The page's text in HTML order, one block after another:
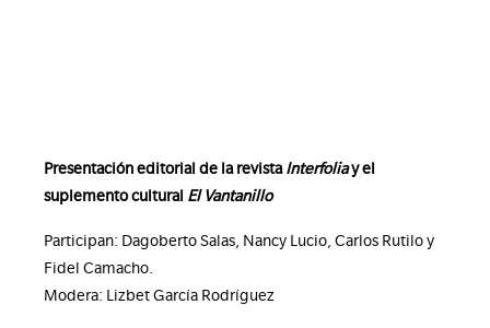
Presentación editorial de la revistaInterfoliay el
suplemento cultural El Vantanillo
Participan: Dagoberto Salas, Nancy Lucio, Carlos Rutilo y
Fidel Camacho.
Modera: Lizbet García Rodríguez